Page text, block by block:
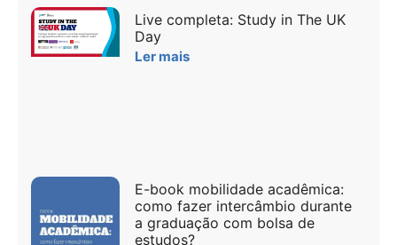
Live completa: Study in The UK
Day
Ler mais
E-book mobilidade acadêmica:
como fazer intercâmbio durante
a graduação com bolsa de
estudos?